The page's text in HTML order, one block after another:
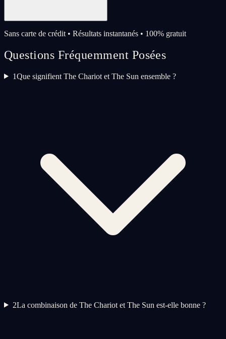
Sans carte de crédit • Résultats instantanés • 100% gratuit
Questions Fréquemment Posées
1Que signifient The Chariot et The Sun ensemble ?
2La combinaison de The Chariot et The Sun est-elle bonne ?